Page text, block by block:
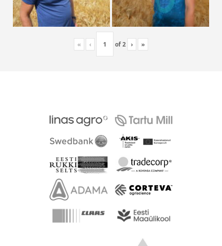
« ‹ of2 › »